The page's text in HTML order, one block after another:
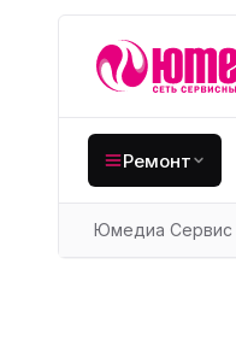
Ремонт
Юмедиа Сервис